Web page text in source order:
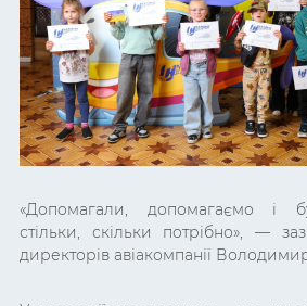
«Допомагали, допомагаємо і
стільки, скільки потрібно», —
директорів авіакомпанії